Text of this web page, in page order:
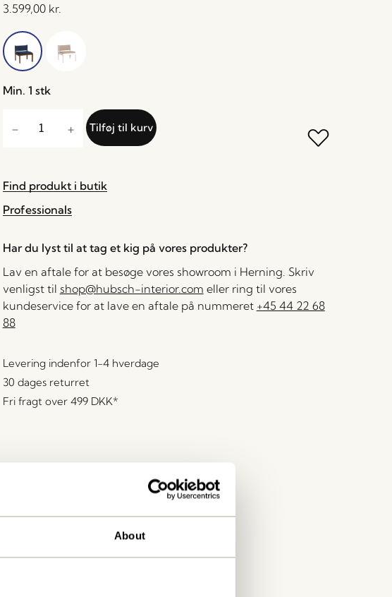
About
3.599,00 kr.
Min. 1 stk
Tilføj til kurv
Find produkt i butik
Professionals
Har du lyst til at tag et kig på vores produkter?
Lav en aftale for at besøge vores showroom i Herning. Skriv
venligst til shop@hubsch-interior.com eller ring til vores
kundeservice for at lave en aftale på nummeret +45 44 22 68
88
Levering indenfor 1-4 hverdage
30 dages returret
Fri fragt over 499 DKK*